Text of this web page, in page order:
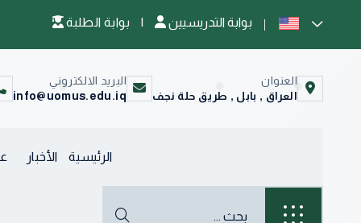
| بوابة التدريسيين
العنوان
العراق , بابل , طريق حلة نجف
البريد الالكتروني
info@uomus.edu.iq
الرئيسية الأخبار